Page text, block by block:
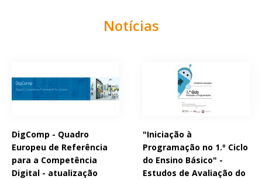
Notícias
DigComp - Quadro
Europeu de Referência
para a Competência
Digital - atualização
"Iniciação à
Programação no 1.º Ciclo
do Ensino Básico" -
Estudos de Avaliação do
Páginas